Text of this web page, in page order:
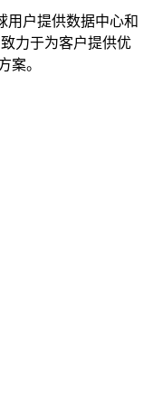
用户提供数据中心和
力于为客户提供优
案。